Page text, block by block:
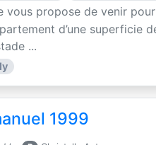
vous propose de venir
d’une superficie
...
1999